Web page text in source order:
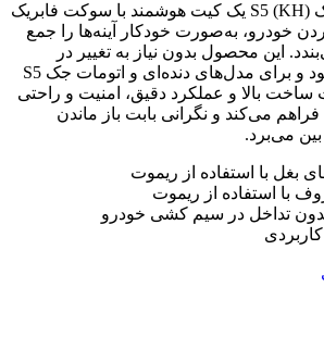
پاور آینه و سانروف جک S5 (KH) یک کیت هوشمند با سوکت فابریک
خودرو، به‌صورت خودکار آینه‌ها را جمع
این محصول بدون نیاز به تغییر در
سیم‌کشی نصب می‌شود و برای مدل‌های دنده‌ای و اتومات جک S5
بالا و عملکرد دقیق، امنیت و راحتی
می‌کند و نگرانی بابت باز ماندن
بین می‌برد.
بغل با استفاده از ریموت
با استفاده از ریموت
تداخل در سیم کشی خودرو